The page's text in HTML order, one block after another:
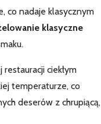
co nadaje klasycznym
klasyczne
ciekłym
temperaturze, co
deserów z chrupiącą,